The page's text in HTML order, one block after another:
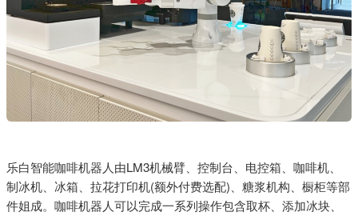
乐白智能咖啡机器人由LM3机械臂、控制台、电控箱、咖啡机、
制冰机、冰箱、拉花打印机(额外付费选配)、糖浆机构、橱柜等部
件姐成。咖啡机器人可以完成一系列操作包含取杯、添加冰块、